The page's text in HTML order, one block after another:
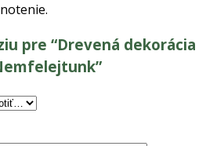
pre “Drevená dekorácia